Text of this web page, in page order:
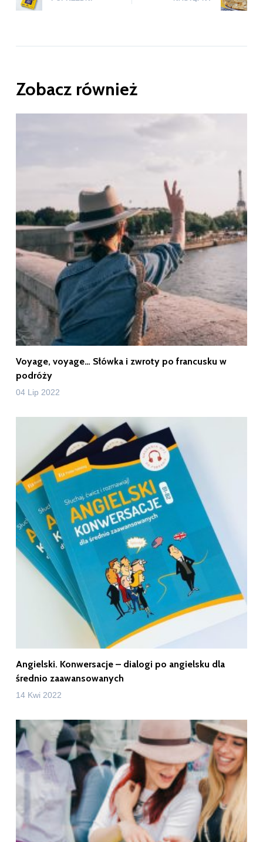
Zobacz również
Voyage, voyage… Słówka i zwroty po francusku w
podróży
04 Lip 2022
Angielski. Konwersacje – dialogi po angielsku dla
średnio zaawansowanych
14 Kwi 2022